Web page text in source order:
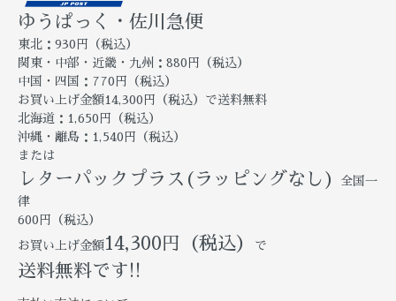
ゆうぱっく・佐川急便
東北：930円（税込）
関東・中部・近畿・九州：880円（税込）
中国・四国：770円（税込）
お買い上げ金額14,300円（税込）で送料無料
北海道：1,650円（税込）
沖縄・離島：1,540円（税込）
または
レターパックプラス(ラッピングなし)
全国一
律
600円（税込）
お買い上げ金額14,300円（税込） で
送料無料です!!